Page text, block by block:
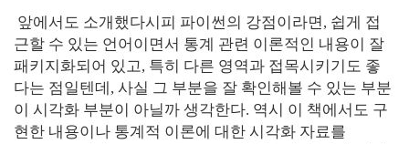
앞에서도 소개했다시피 파이썬의 강점이라면, 쉽게 접
근할 수 있는 언어이면서 통계 관련 이론적인 내용이 잘
패키지화되어 있고, 특히 다른 영역과 접목시키기도 좋
다는 점일텐데, 사실 그 부분을 잘 확인해볼 수 있는 부분
이 시각화 부분이 아닐까 생각한다. 역시 이 책에서도 구
현한 내용이나 통계적 이론에 대한 시각화 자료를